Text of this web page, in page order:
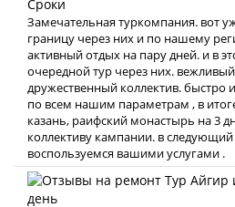
Сроки
Замечательная туркомпания. вот
границу через них и по нашему
активный отдых на пару дней. и в
очередной тур через них.
дружественный коллектив.
по всем нашим параметрам , в
казань, раифский монастырь на 3
коллективу кампании. в следующий
воспользуемся вашими услугами .